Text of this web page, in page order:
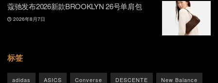
蔻驰发布2026新款BROOKLYN 26号单肩包
2026年8月7日
标签
adidas ASICS Converse DESCENTE New Balance